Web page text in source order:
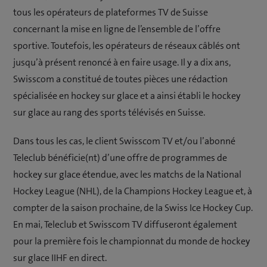
tous les opérateurs de plateformes TV de Suisse
concernant la mise en ligne de l’ensemble de l’offre
sportive. Toutefois, les opérateurs de réseaux câblés ont
jusqu’à présent renoncé à en faire usage. Il y a dix ans,
Swisscom a constitué de toutes pièces une rédaction
spécialisée en hockey sur glace et a ainsi établi le hockey
sur glace au rang des sports télévisés en Suisse.
Dans tous les cas, le client Swisscom TV et/ou l’abonné
Teleclub bénéficie(nt) d’une offre de programmes de
hockey sur glace étendue, avec les matchs de la National
Hockey League (NHL), de la Champions Hockey League et, à
compter de la saison prochaine, de la Swiss Ice Hockey Cup.
En mai, Teleclub et Swisscom TV diffuseront également
pour la première fois le championnat du monde de hockey
sur glace IIHF en direct.